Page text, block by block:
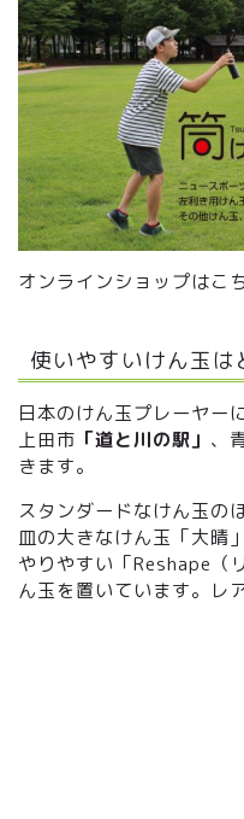
オンラインショップはこ
使いやすいけん玉は
日本のけん玉プレーヤー
上田市 「道と川の駅」 、
きます。
スタンダードなけん玉の
皿の大きなけん玉「大晴
やりやすい「Reshape（
ん玉を置いています。レ